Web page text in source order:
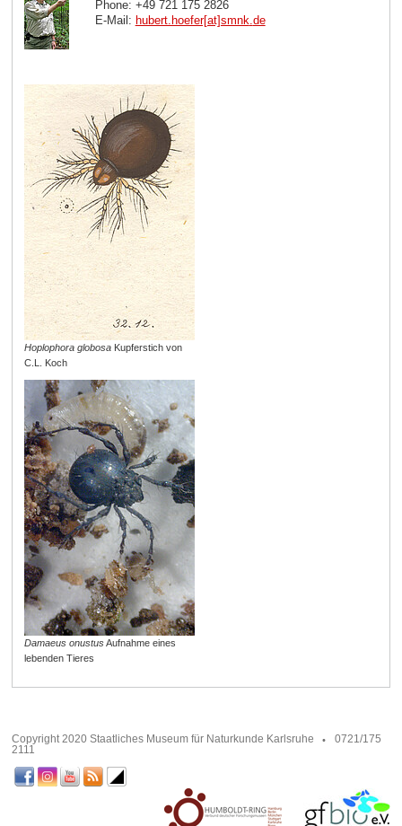
Phone: +49 721 175 2826
E-Mail: hubert.hoefer[at]smnk.de
Hoplophora globosaKupferstich von
C.L. Koch
Damaeus onustusAufnahme eines
lebenden Tieres
Copyright 2020 Staatliches Museum für Naturkunde Karlsruhe
0721/175
2111